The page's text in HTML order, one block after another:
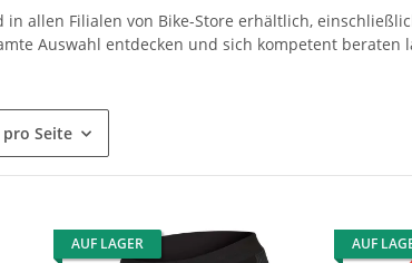
in allen Filialen von Bike-Store erhältlich,
Auswahl entdecken und sich kompetent beraten
Seite
AUF LAGER AUF